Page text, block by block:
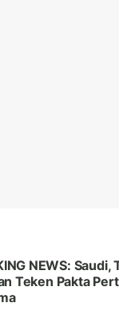
NEWS: Saudi,
Teken Pakta